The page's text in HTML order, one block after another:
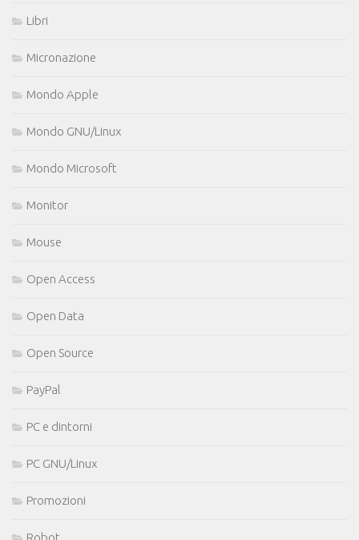
Libri
Micronazione
Mondo Apple
Mondo GNU/Linux
Mondo Microsoft
Monitor
Mouse
Open Access
Open Data
Open Source
PayPal
PC e dintorni
PC GNU/Linux
Promozioni
Robot